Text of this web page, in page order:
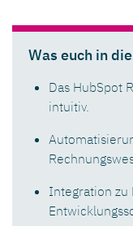
Was euch in
Das HubSpot
intuitiv.
Integration zu